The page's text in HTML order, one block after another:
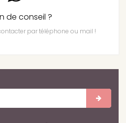
de conseil ?
par téléphone ou mail !